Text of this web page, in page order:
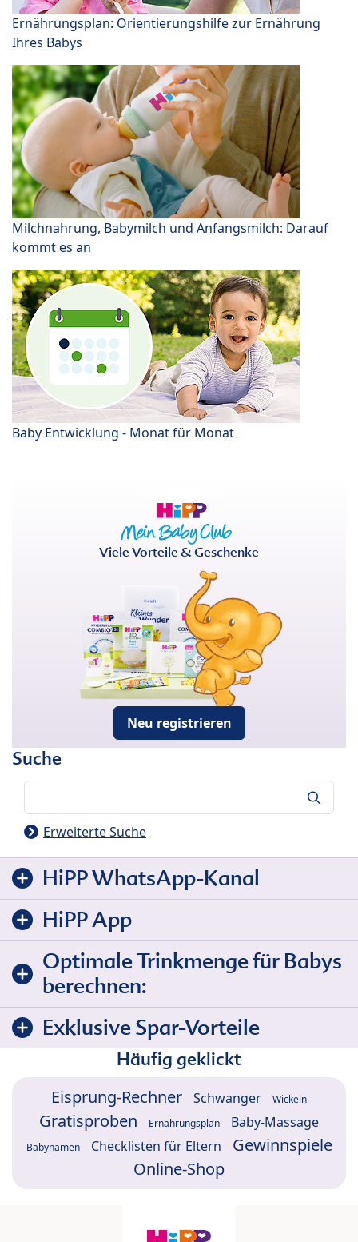
Ernährungsplan: Orientierungshilfe zur Ernährung
Ihres Babys
Milchnahrung, Babymilch und Anfangsmilch: Darauf
kommt es an
Baby Entwicklung - Monat für Monat
Viele Vorteile & Geschenke
Neu registrieren
Suche
Erweiterte Suche
HiPP WhatsApp-Kanal
HiPP App
Optimale Trinkmenge für Babys
berechnen:
Exklusive Spar-Vorteile
Häufig geklickt
Eisprung-Rechner Schwanger Wickeln
Gratisproben Ernährungsplan Baby-Massage
Babynamen Checklisten für Eltern
Gewinnspiele
Online-Shop